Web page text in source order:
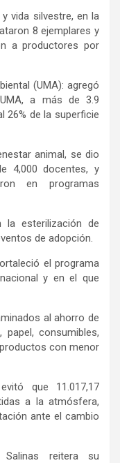
vida silvestre, en la
8 ejemplares y
a productores por
(UMA): agregó
a más de 3.9
26% de la superficie
animal, se dio
4,000 docentes, y
en programas
la esterilización de
de adopción.
el programa
y en el que
al ahorro de
papel, consumibles,
con menor
que 11.017,17
a la atmósfera,
ante el cambio
Salinas reitera su